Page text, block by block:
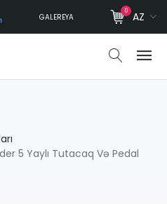
GALEREYA
0 AZ
5 Yaylı Tutacaq Və Pedal